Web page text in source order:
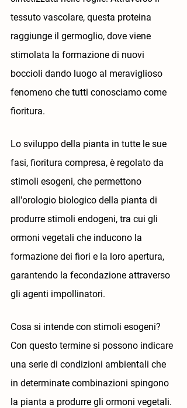
tessuto vascolare, questa proteina
raggiunge il germoglio, dove viene
stimolata la formazione di nuovi
boccioli dando luogo al meraviglioso
fenomeno che tutti conosciamo come
fioritura.
Lo sviluppo della pianta in tutte le sue
fasi, fioritura compresa, è regolato da
stimoli esogeni, che permettono
all'orologio biologico della pianta di
produrre stimoli endogeni, tra cui gli
ormoni vegetali che inducono la
formazione dei fiori e la loro apertura,
garantendo la fecondazione attraverso
gli agenti impollinatori.
Cosa si intende con stimoli esogeni?
Con questo termine si possono indicare
una serie di condizioni ambientali che
in determinate combinazioni spingono
la pianta a produrre gli ormoni vegetali.